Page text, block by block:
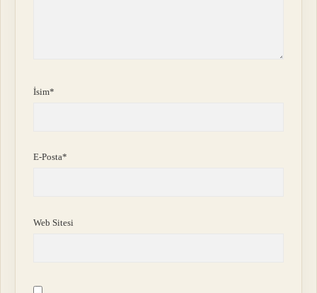
İsim*
E-Posta*
Web Sitesi